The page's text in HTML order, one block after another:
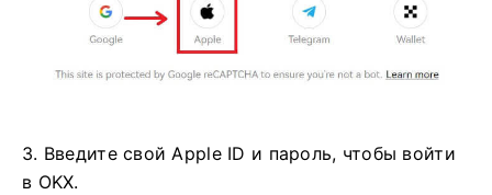
3. Введите свой Apple ID и пароль, чтобы войти
в OKX.